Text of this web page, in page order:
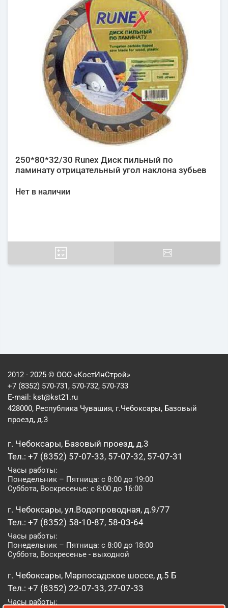
250*80*32/30 Runex Диск пильный по
ламинату отрицательный угол наклона зубьев
Нет в наличии
2012 - 2025 © ООО «КостИнСтрой»
+7 (8352) 570-731, 570-732, 570-733
E-mail: kst@kst21.ru
428000, Республика Чувашия, г.Чебоксары, Базовый
проезд, д.3
г. Чебоксары, Базовый проезд, д.3
Тел.: +7 (8352) 57-07-33, 57-07-32, 57-07-31
Часы работы:
Понедельник – Пятница: с 8:00 до 19:00
Суббота, Воскресенье: с 8:00 до 16:00
г. Чебоксары, ул.Водопроводная, д.9/77
Тел.: +7 (8352) 58-10-87, 58-03-64
Часы работы:
Понедельник – Пятница: с 8:00 до 18:00
Суббота, Воскресенье - выходной
г. Чебоксары, Марпосадское шоссе, д.5 Б
Тел.: +7 (8352) 22-07-33, 27-07-33
Часы работы: